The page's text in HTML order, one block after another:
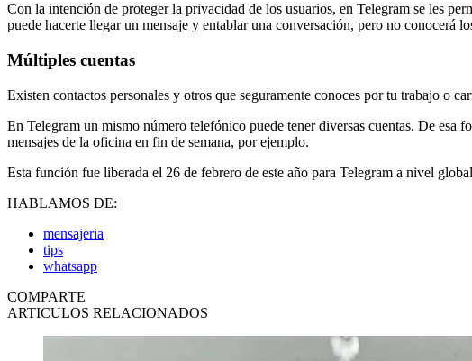
Con la intención de proteger la privacidad de los usuarios, en Telegram se les
puede hacerte llegar un mensaje y entablar una conversación, pero no conocerá
Múltiples cuentas
Existen contactos personales y otros que seguramente conoces por tu trabajo o
En Telegram un mismo número telefónico puede tener diversas cuentas. De esa
mensajes de la oficina en fin de semana, por ejemplo.
Esta función fue liberada el 26 de febrero de este año para Telegram a nivel
HABLAMOS DE:
mensajeria
tips
whatsapp
COMPARTE
ARTICULOS RELACIONADOS